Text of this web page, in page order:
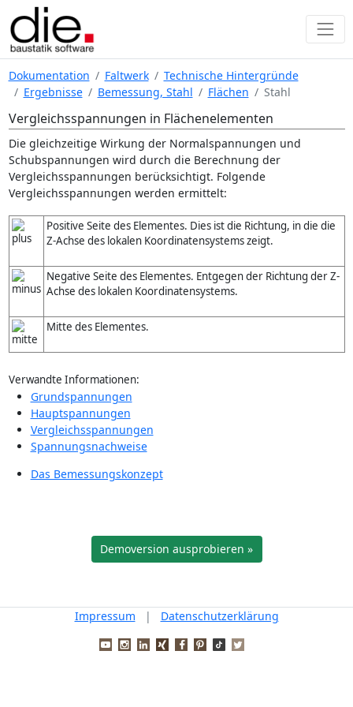
Dokumentation Faltwerk
Technische Hintergründe
Ergebnisse
Bemessung, Stahl Flächen Stahl
Vergleichsspannungen in Flächenelementen
Die gleichzeitige Wirkung der Normalspannungen und
Schubspannungen wird durch die Berechnung der
Vergleichsspannungen berücksichtigt. Folgende
Vergleichsspannungen werden ermittelt:
Positive Seite des Elementes. Dies ist die Richtung, in die die
Z-Achse des lokalen Koordinatensystems zeigt.
Negative Seite des Elementes. Entgegen der Richtung der Z-
Achse des lokalen Koordinatensystems.
Mitte des Elementes.
Verwandte Informationen:
Grundspannungen
Hauptspannungen
Vergleichsspannungen
Spannungsnachweise
Das Bemessungskonzept
Demoversion ausprobieren »
Impressum | Datenschutzerklärung